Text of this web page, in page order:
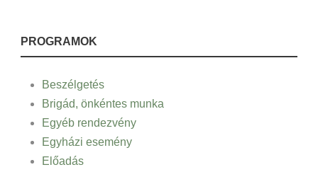
PROGRAMOK
Beszélgetés
Brigád, önkéntes munka
Egyéb rendezvény
Egyházi esemény
Előadás